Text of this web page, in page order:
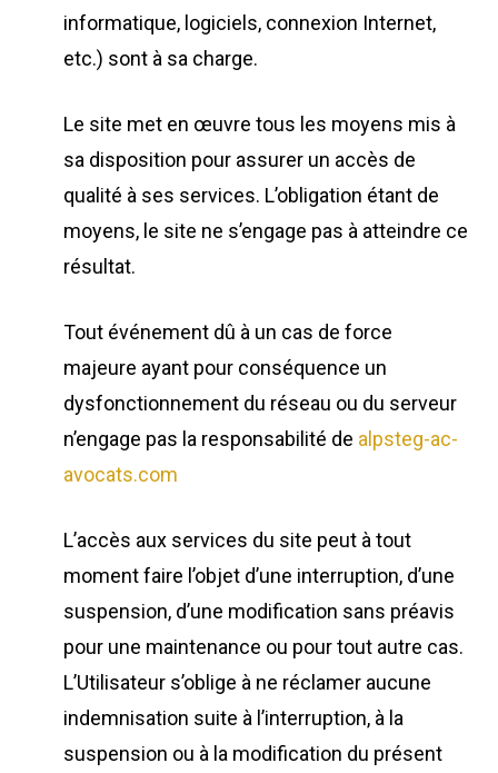
informatique, logiciels, connexion Internet,
etc.) sont à sa charge.
Le site met en œuvre tous les moyens mis à
sa disposition pour assurer un accès de
qualité à ses services. L’obligation étant de
moyens, le site ne s’engage pas à atteindre ce
résultat.
Tout événement dû à un cas de force
majeure ayant pour conséquence un
dysfonctionnement du réseau ou du serveur
n’engage pas la responsabilité de alpsteg-ac-
avocats.com
L’accès aux services du site peut à tout
moment faire l’objet d’une interruption, d’une
suspension, d’une modification sans préavis
pour une maintenance ou pour tout autre cas.
L’Utilisateur s’oblige à ne réclamer aucune
indemnisation suite à l’interruption, à la
suspension ou à la modification du présent